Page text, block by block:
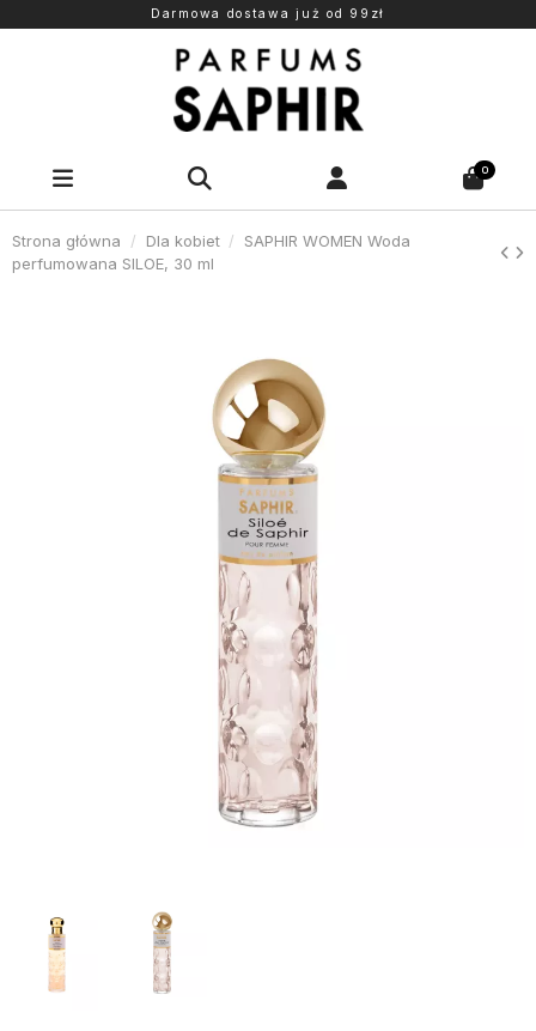
Darmowa dostawa już od 99zł
0
Strona główna Dla kobiet
SAPHIR WOMEN Woda
perfumowana SILOE, 30 ml